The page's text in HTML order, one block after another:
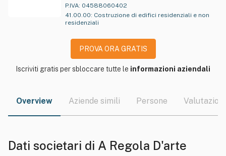
P.IVA: 04588060402
41.00.00: Costruzione di edifici residenziali e non
residenziali
PROVA ORA GRATIS
Iscriviti gratis per sbloccare tutte le informazioni aziendali
Overview Aziende simili Persone Valutazioni
Dati societari di A Regola D'arte